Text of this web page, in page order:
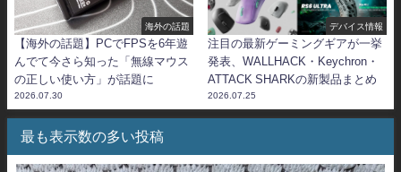
海外の話題
【海外の話題】PCでFPSを6年遊
んでて今さら知った「無線マウス
の正しい使い方」が話題に
2026.07.30
デバイス情報
注目の最新ゲーミングギアが一挙
発表、WALLHACK・Keychron・
ATTACK SHARKの新製品まとめ
2026.07.25
最も表示数の多い投稿